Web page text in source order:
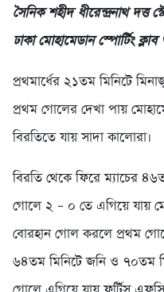
সৈনিক শহীদ ধীরেন্দ্রনাথ দত্ত
ঢাকা মোহামেডান স্পোর্টিং
প্রথমার্ধের ২১তম মিনিটে
প্রথম গোলের দেখা পায়
বিরতিতে যায় সাদা কালোরা।
বিরতি থেকে ফিরে ম্যাচের
গোলে ২ – ০ তে এগিয়ে যায়
বোরহান গোল করলে প্রথম
৬৪তম মিনিটে জনি ও ৭০তম